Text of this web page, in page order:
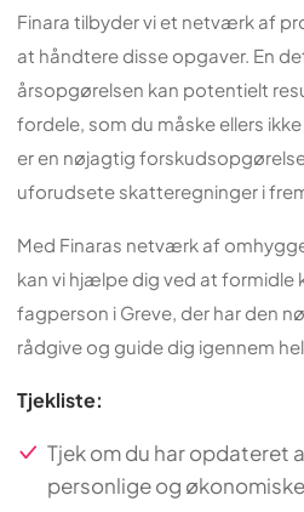
Finara tilbyder vi et netværk af
at håndtere disse opgaver. En
årsopgørelsen kan potentielt
fordele, som du måske ellers
er en nøjagtig
uforudsete skatteregninger i
Med Finaras netværk af
kan vi hjælpe dig ved at formidle
fagperson i Greve, der har den
rådgive og guide dig igennem
Tjekliste:
Tjek om du har opdateret
personlige og